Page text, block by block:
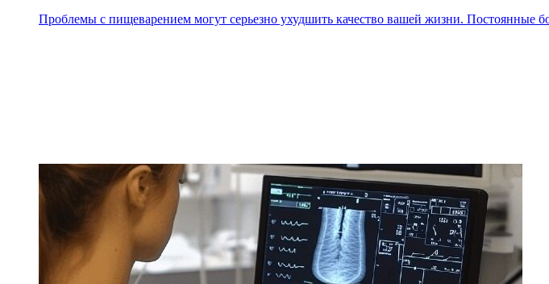
Проблемы с пищеварением могут серьезно ухудшить качество вашей жизни. Постоянные